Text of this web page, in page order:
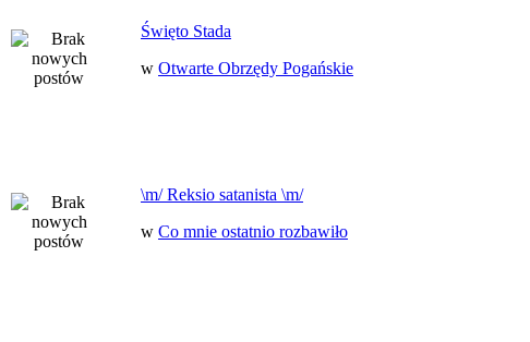
Święto Stada
w Otwarte Obrzędy Pogańskie
\m/ Reksio satanista \m/
w Co mnie ostatnio rozbawiło